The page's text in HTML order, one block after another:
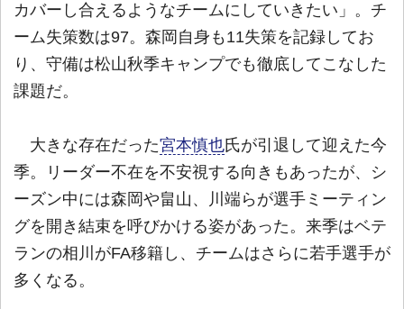
カバーし合えるようなチームにしていきたい」。チ
ーム失策数は97。森岡自身も11失策を記録してお
り、守備は松山秋季キャンプでも徹底してこなした
課題だ。
大きな存在だった宮本慎也氏が引退して迎えた今
季。リーダー不在を不安視する向きもあったが、シ
ーズン中には森岡や畠山、川端らが選手ミーティン
グを開き結束を呼びかける姿があった。来季はベテ
ランの相川がFA移籍し、チームはさらに若手選手が
多くなる。